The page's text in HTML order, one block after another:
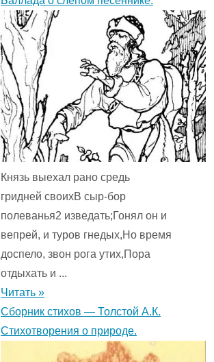
Князь выехал рано средь
гридней своихВ сыр-бор
полеванья2 изведать;Гонял он и
вепрей, и туров гнедых,Но время
доспело, звон рога утих,Пора
отдыхать и ...
Читать »
Сборник стихов — Толстой А.К.
Стихотворения о природе.